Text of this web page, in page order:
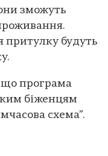
зможуть
притулку будуть
програма
біженцям
схема”.